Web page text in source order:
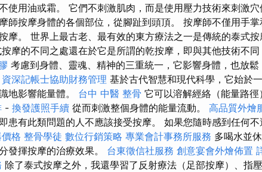
使用油或霜。 它們不刺激肌肉，而是使用壓力技術來刺激
師按摩身體的各個部位，從腳趾到頭頂。 按摩師不僅用手掌
摩。 世界上最古老、最有效的東方療法之一是傳統的泰式按
摩的不同之處還在於它是所謂的乾按摩，即與其他技術不
考慮到身體、靈魂、精神的三重統一，它影響身體，也放
資深記帳士協助財務管理 基於古代智慧和現代科學，它始於
地影響能量體。 台中 中醫 整骨 它可以溶解經絡（能量路
- 換發護照手續 從而刺激整個身體的能量流動。 高品質外燴
患有此類問題的人不應該接受按摩。 如果您隨時感到任何
格 整骨學徒 數位行銷策略 專業會計事務所服務 多喝水並
發揮按摩的治療效果。 台東徵信社服務 創意宴會外燴佈置
除了泰式按摩之外，我還學習了反射療法（足部按摩）、指